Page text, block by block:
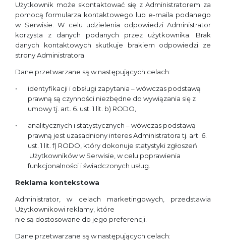
Użytkownik może skontaktować się z Administratorem za
pomocą formularza kontaktowego lub e-maila podanego
w Serwisie. W celu udzielenia odpowiedzi Administrator
korzysta z danych podanych przez użytkownika. Brak
danych kontaktowych skutkuje brakiem odpowiedzi ze
strony Administratora.
Dane przetwarzane są w następujących celach:
identyfikacji i obsługi zapytania – wówczas podstawą
prawną są czynności niezbędne do wywiązania się z
umowy tj. art. 6. ust. 1 lit. b) RODO,
analitycznych i statystycznych – wówczas podstawą
prawną jest uzasadniony interes Administratora tj. art. 6.
ust. 1 lit. f) RODO, który dokonuje statystyki zgłoszeń
Użytkowników w Serwisie, w celu poprawienia
funkcjonalności i świadczonych usług.
Reklama kontekstowa
Administrator, w celach marketingowych, przedstawia
Użytkownikowi reklamy, które
nie są dostosowane do jego preferencji.
Dane przetwarzane są w następujących celach: